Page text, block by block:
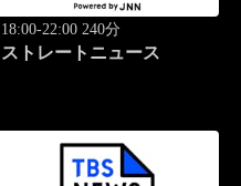
18:00-22:00 240分
ストレートニュース